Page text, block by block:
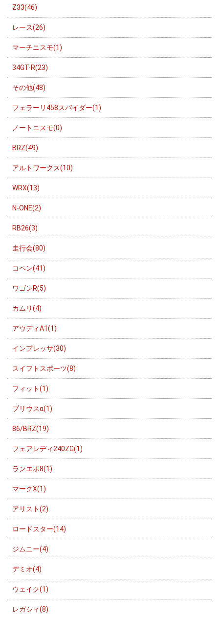
Z33(46)
レース(26)
マーチニスモ(1)
34GT-R(23)
その他(48)
フェラーリ458スパイダー(1)
ノートニスモ(0)
BRZ(49)
アルトワークス(10)
WRX(13)
N-ONE(2)
RB26(3)
走行会(80)
コペン(41)
ワゴンR(5)
カムリ(4)
アウディA1(1)
インプレッサ(30)
スイフトスポーツ(8)
フィット(1)
プリウスα(1)
86/BRZ(19)
フェアレディ240ZG(1)
ランエボ8(1)
マークX(1)
アリスト(2)
ロードスター(14)
ジムニー(4)
デミオ(4)
ウェイク(1)
レガシィ(8)